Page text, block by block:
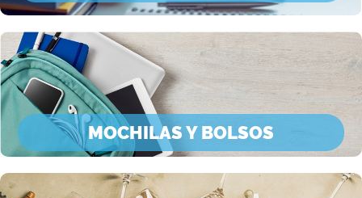
MOCHILAS Y BOLSOS